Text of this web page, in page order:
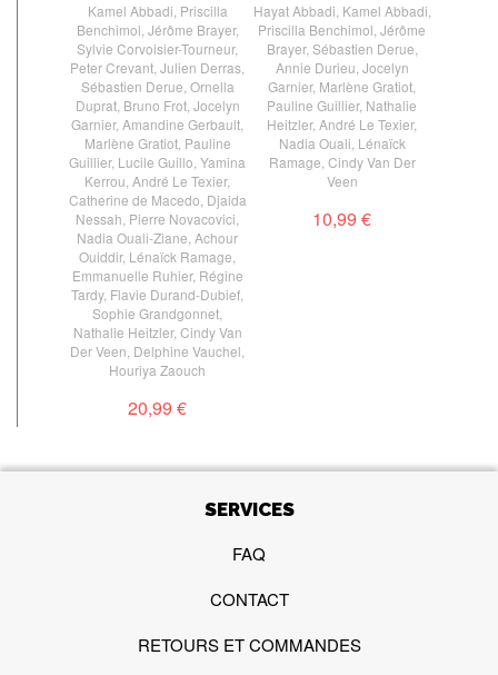
Kamel Abbadi Priscilla
Benchimol Jérôme Brayer,
Sylvie Corvoisier-Tourneur,
Peter Crevant Julien Derras
Sébastien Derue Ornella
Duprat, Bruno Frot, Jocelyn
Garnier, Amandine Gerbault
Marlène Gratiot, Pauline
Guillier, Lucile Guillo Yamina
Kerrou André Le Texier,
Catherine de Macedo Djaida
Nessah Pierre Novacovici
Nadia Ouali-Ziane Achour
Ouiddir, Lénaïck Ramage
Emmanuelle Ruhier, Régine
Tardy, Flavie Durand-Dubief
Sophie Grandgonnet
Nathalie Heitzler, Cindy Van
Der Veen Delphine Vauchel
Houriya Zaouch
20,99 €
Hayat Abbadi Kamel Abbadi
Priscilla Benchimol Jérôme
Brayer, Sébastien Derue
Annie Durieu Jocelyn
Garnier, Marlène Gratiot
Pauline Guillier, Nathalie
Heitzler, André Le Texier,
Nadia Ouali Lénaïck
Ramage Cindy Van Der
Veen
10,99 €
SERVICES
FAQ
CONTACT
RETOURS ET COMMANDES